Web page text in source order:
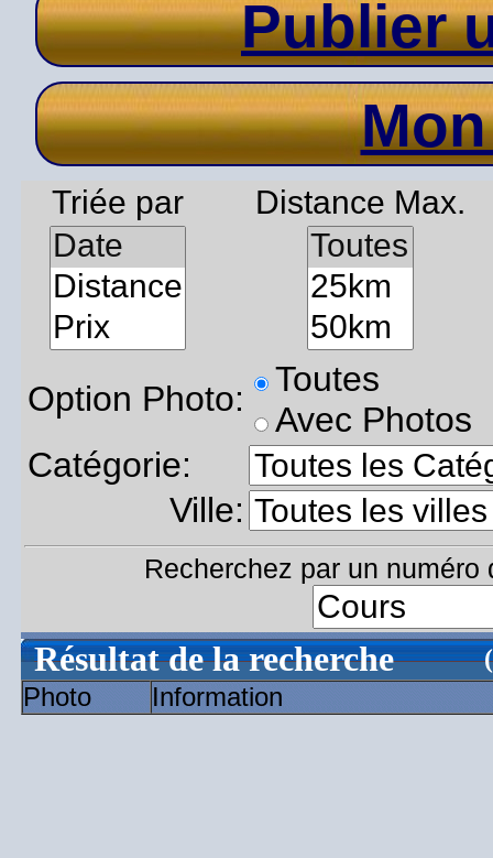
Publier
Triée par Distance Max.
Option Photo:
Toutes
Avec Photos
Catégorie:
Ville:
Recherchez par un
Résultat de la recherche
Photo Information